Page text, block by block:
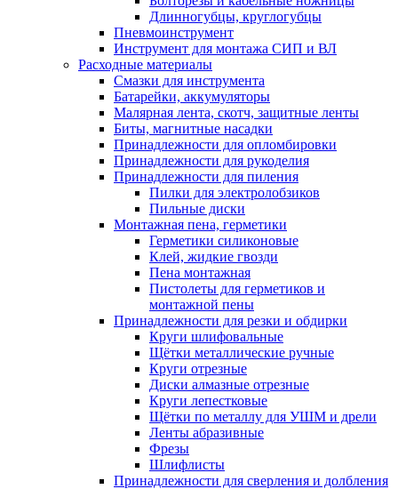
Длинногубцы, круглогубцы
Пневмоинструмент
Инструмент для монтажа СИП и ВЛ
Расходные материалы
Смазки для инструмента
Батарейки, аккумуляторы
Малярная лента, скотч, защитные ленты
Биты, магнитные насадки
Принадлежности для опломбировки
Принадлежности для рукоделия
Принадлежности для пиления
Пилки для электролобзиков
Пильные диски
Монтажная пена, герметики
Герметики силиконовые
Клей, жидкие гвозди
Пена монтажная
Пистолеты для герметиков и
монтажной пены
Принадлежности для резки и обдирки
Круги шлифовальные
Щётки металлические ручные
Круги отрезные
Диски алмазные отрезные
Круги лепестковые
Щётки по металлу для УШМ и дрели
Ленты абразивные
Фрезы
Шлифлисты
Принадлежности для сверления и долбления